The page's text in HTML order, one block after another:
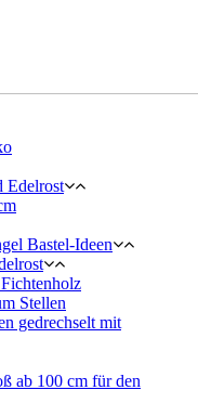
Edelrost
Bastel-Ideen
Stellen
gedrechselt mit
ab 100 cm für den